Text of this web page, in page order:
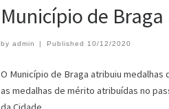
Município de
by admin | Published 10/12/2020
O Município de Braga atribuiu
as medalhas de mérito atribuídas no